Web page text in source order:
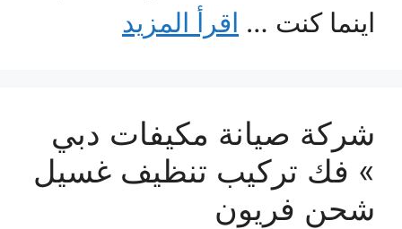
اينما كنت … اقرأ المزيد
شركة صيانة مكيفات دبي
» فك تركيب تنظيف غسيل
شحن فريون